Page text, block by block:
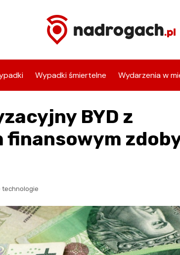
Wypadki śmiertelne Wydarzenia w
BYD z
technologie